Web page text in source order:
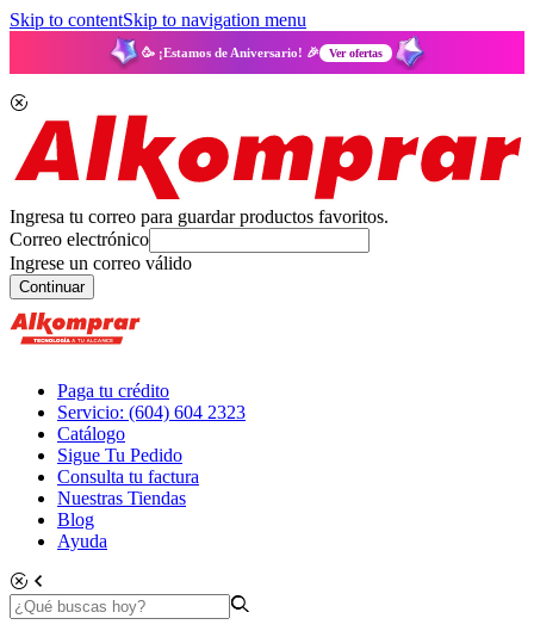
Skip to contentSkip to navigation menu
🥳 ¡Estamos de Aniversario! 🎉 Ver ofertas
Ingresa tu correo para guardar productos favoritos.
Correo electrónico
Ingrese un correo válido
Continuar
Paga tu crédito
Servicio: (604) 604 2323
Catálogo
Sigue Tu Pedido
Consulta tu factura
Nuestras Tiendas
Blog
Ayuda